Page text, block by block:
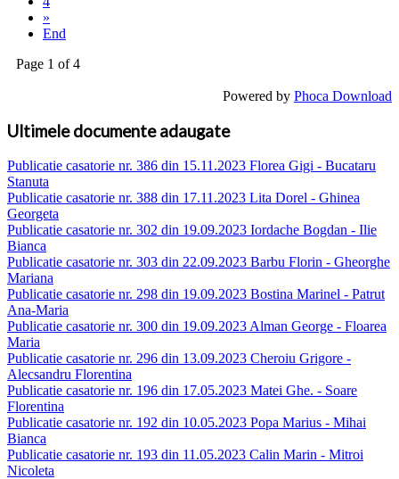
»
End
Page 1 of 4
Powered by Phoca Download
Ultimele documente adaugate
Publicatie casatorie nr. 386 din 15.11.2023 Florea Gigi - Bucataru
Stanuta
Publicatie casatorie nr. 388 din 17.11.2023 Lita Dorel - Ghinea
Georgeta
Publicatie casatorie nr. 302 din 19.09.2023 Iordache Bogdan - Ilie
Bianca
Publicatie casatorie nr. 303 din 22.09.2023 Barbu Florin - Gheorghe
Mariana
Publicatie casatorie nr. 298 din 19.09.2023 Bostina Marinel - Patrut
Ana-Maria
Publicatie casatorie nr. 300 din 19.09.2023 Alman George - Floarea
Maria
Publicatie casatorie nr. 296 din 13.09.2023 Cheroiu Grigore -
Alecsandru Florentina
Publicatie casatorie nr. 196 din 17.05.2023 Matei Ghe. - Soare
Florentina
Publicatie casatorie nr. 192 din 10.05.2023 Popa Marius - Mihai
Bianca
Publicatie casatorie nr. 193 din 11.05.2023 Calin Marin - Mitroi
Nicoleta